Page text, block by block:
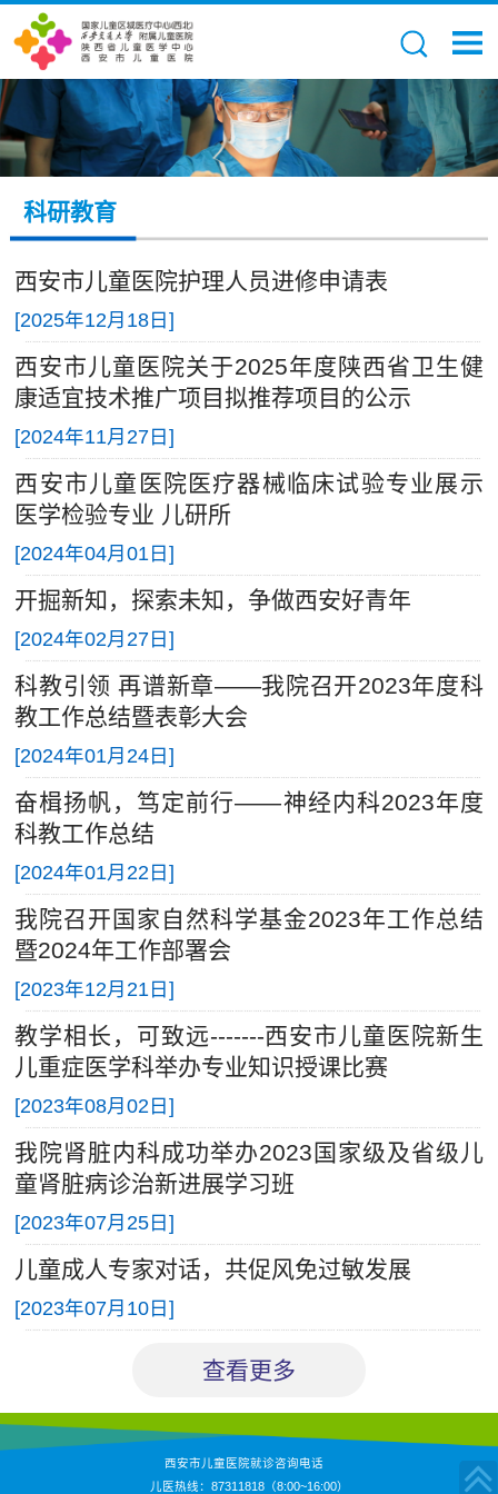
科研教育
西安市儿童医院护理人员进修申请表
[2025年12月18日]
西安市儿童医院关于2025年度陕西省卫生健
康适宜技术推广项目拟推荐项目的公示
[2024年11月27日]
西安市儿童医院医疗器械临床试验专业展示
医学检验专业 儿研所
[2024年04月01日]
开掘新知，探索未知，争做西安好青年
[2024年02月27日]
科教引领 再谱新章——我院召开2023年度科
教工作总结暨表彰大会
[2024年01月24日]
奋楫扬帆，笃定前行——神经内科2023年度
科教工作总结
[2024年01月22日]
我院召开国家自然科学基金2023年工作总结
暨2024年工作部署会
[2023年12月21日]
教学相长，可致远-------西安市儿童医院新生
儿重症医学科举办专业知识授课比赛
[2023年08月02日]
我院肾脏内科成功举办2023国家级及省级儿
童肾脏病诊治新进展学习班
[2023年07月25日]
儿童成人专家对话，共促风免过敏发展
[2023年07月10日]
查看更多
西安市儿童医院就诊咨询电话
儿医热线：87311818（8:00~16:00）